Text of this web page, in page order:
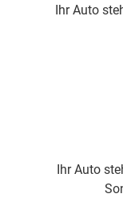
Ihr Auto
Ihr Auto